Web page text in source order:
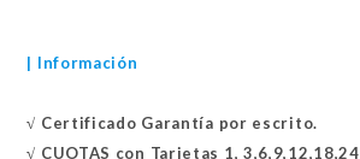
| Información
√ Certificado Garantía por escrito.
√ CUOTAS con Tarjetas 1, 3,6,9,12,18,24